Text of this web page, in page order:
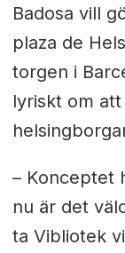
Badosa vill
plaza de
torgen i
lyriskt om
– Konceptet
nu är det
ta Vibliotek